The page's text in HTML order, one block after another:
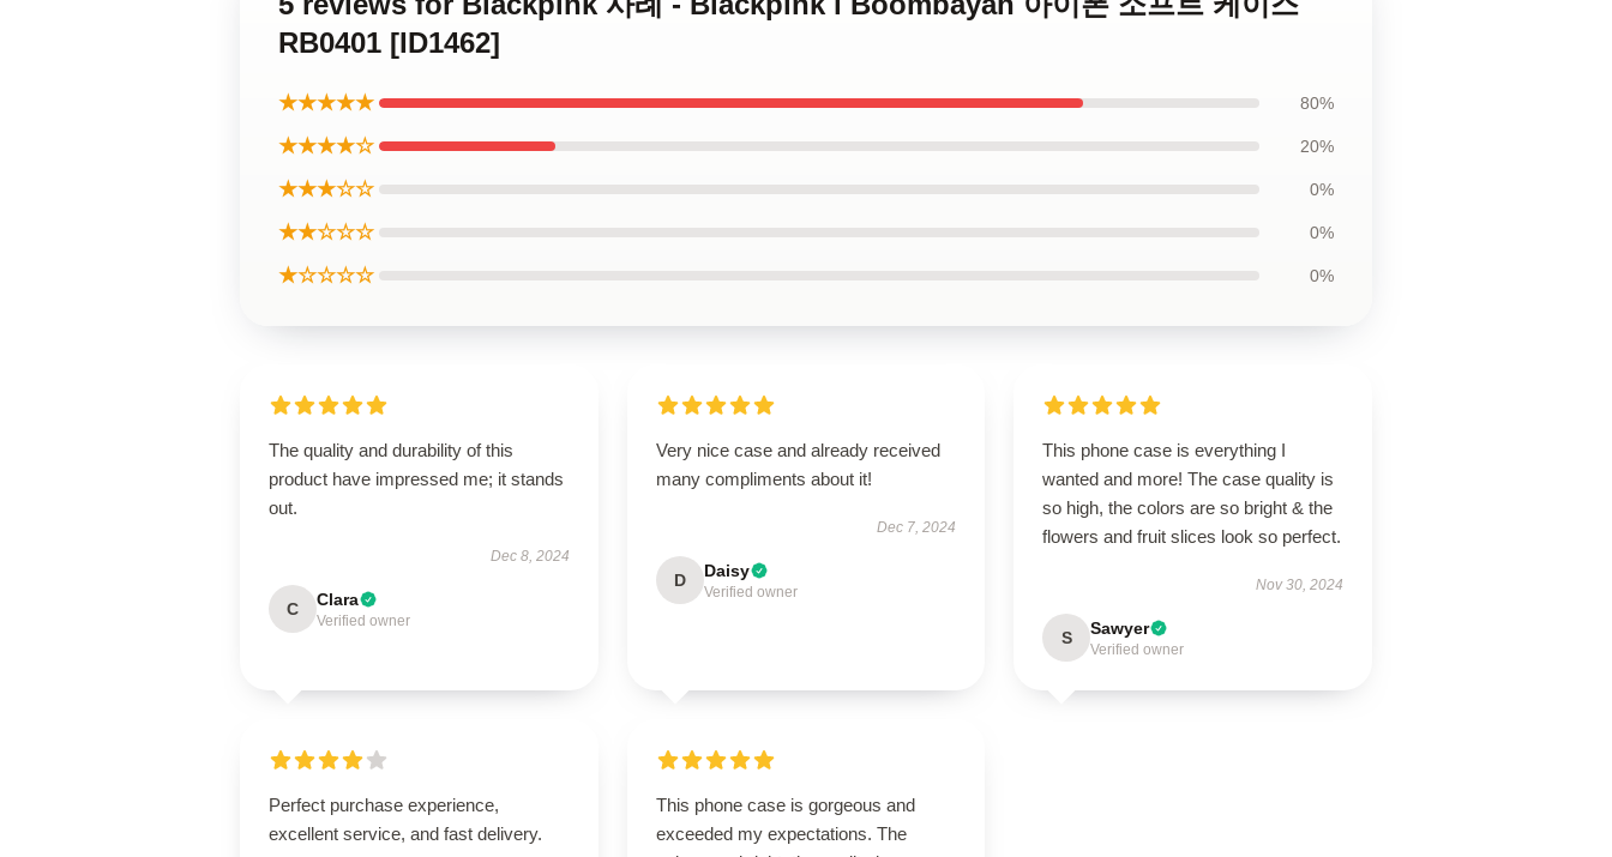
RB0401 [ID1462]
★★★★★ 80%
★★★★☆ 20%
★★★☆☆ 0%
★★☆☆☆ 0%
★☆☆☆☆ 0%
The quality and durability of this
product have impressed me; it stands
out.
Dec 8, 2024
C Clara
Verified owner
Very nice case and already received
many compliments about it!
Dec 7, 2024
D Daisy
Verified owner
This phone case is everything I
wanted and more! The case quality is
so high, the colors are so bright & the
flowers and fruit slices look so perfect.
Nov 30, 2024
S Sawyer
Verified owner
Perfect purchase experience,
excellent service, and fast delivery.
This phone case is gorgeous and
exceeded my expectations. The